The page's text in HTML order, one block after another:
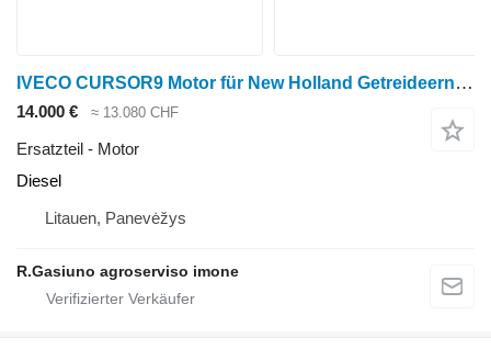
IVECO CURSOR9 Motor für New Holland Getreideernter
14.000 € ≈ 13.080 CHF
Ersatzteil - Motor
Diesel
Litauen, Panevėžys
R.Gasiuno agroserviso imone